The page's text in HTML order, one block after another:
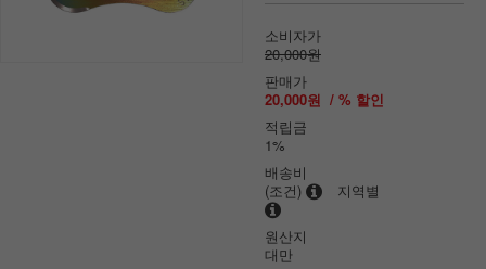
소비자가
20,000원
판매가
20,000원 / % 할인
적립금
1%
배송비
(조건)
지역별
원산지
대만